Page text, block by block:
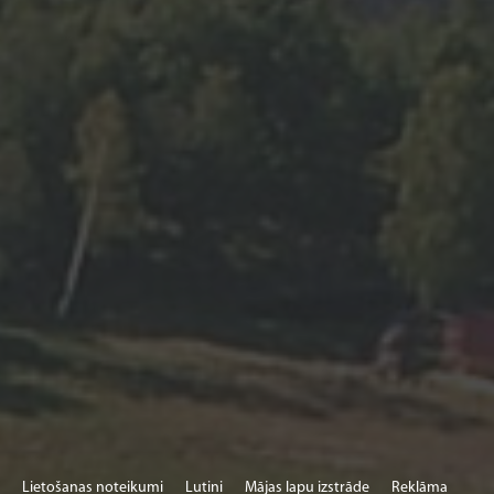
Lietošanas noteikumi Lutini Mājas lapu izstrāde Reklāma